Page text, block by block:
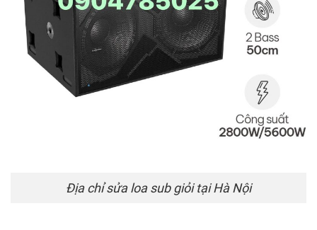
Địa chỉ sửa loa sub giỏi tại Hà Nội